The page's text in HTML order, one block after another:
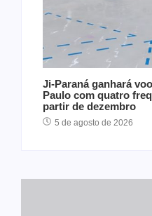
Ji-Paraná ganhará
Paulo com quatro
partir de dezembro
5 de agosto de 2026